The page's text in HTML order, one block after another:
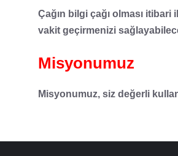
Çağın bilgi çağı olması itibari
vakit geçirmenizi
Misyonumuz
Misyonumuz, siz değerli